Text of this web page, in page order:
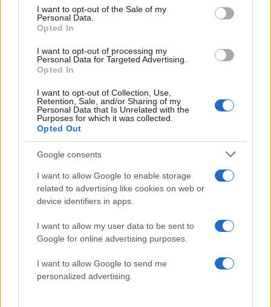
consent section.
I want to opt-out of the Sale of my
Personal Data.
Opted In
I want to opt-out of processing my
Personal Data for Targeted Advertising.
Opted In
I want to opt-out of Collection, Use,
Retention, Sale, and/or Sharing of my
Personal Data that Is Unrelated with the
Purposes for which it was collected.
Opted Out
Google consents
I want to allow Google to enable storage
related to advertising like cookies on web or
device identifiers in apps.
I want to allow my user data to be sent to
Google for online advertising purposes.
I want to allow Google to send me
personalized advertising.
Σοκαριστική υπόθεση στην Κρήτη:
Τουρίστας ρωτούσε πόσο να πληρώσει για
να ασελγήσει σε 10χρονο κορίτσι - Το παιδί
Δεν ήταν μόνο η ταχύτητα που οδήγησε
στο τροχαίο στις Σέρρες με νεκρούς μητέρα
του οδηγού» λέει πραγματογνώμονας
Μυστράς: Αλλαγή στην υπερασπιστική
γραμμή του 55χρονου που έκρυψε τον
νεκρό πατέρα του σε καταψύκτη – Η
αγάπη στους γονείς και η διαφωνία με την
αδερφή του
Ιωάννα Τούνη: Η throwback φωτογραφία
από την Ίμπιζα με τον Δημήτρη
Σπυριδωνίδη
με τράβαγε στην καρδιά μου», λέει ο
άνδρας που έχασε σύζυγο και γιο στο
τροχαίο